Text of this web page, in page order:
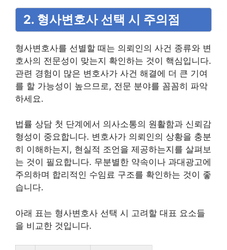
2. 형사변호사 선택 시 주의점
형사변호사를 선별할 때는 의뢰인의 사건 종류와 변
호사의 전문성이 맞는지 확인하는 것이 핵심입니다.
관련 경험이 많은 변호사가 사건 해결에 더 큰 기여
를 할 가능성이 높으므로, 전문 분야를 꼼꼼히 파악
하세요.
법률 상담 첫 단계에서 의사소통의 원활함과 신뢰감
형성이 중요합니다. 변호사가 의뢰인의 상황을 충분
히 이해하는지, 현실적 조언을 제공하는지를 살펴보
는 것이 필요합니다. 무분별한 약속이나 과대광고에
주의하며 합리적인 수임료 구조를 확인하는 것이 좋
습니다.
아래 표는 형사변호사 선택 시 고려할 대표 요소들
을 비교한 것입니다.